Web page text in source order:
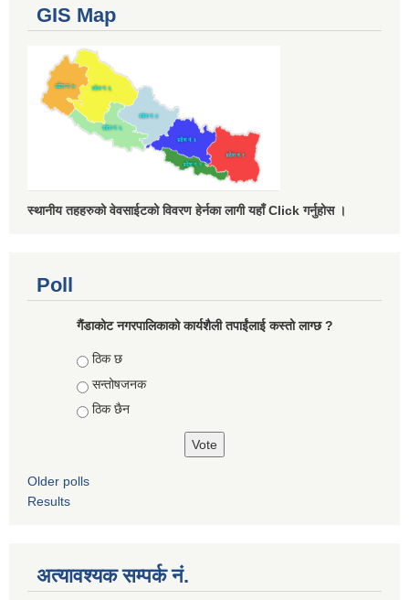
GIS Map
स्थानीय तहहरुको वेवसाईटको विवरण हेर्नका लागी यहाँ Click गर्नुहोस ।
Poll
गैंडाकोट नगरपालिकाको कार्यशैली तपाईंलाई कस्तो लाग्छ ?
Choices
ठिक छ
सन्तोषजनक
ठिक छैन
Older polls
Results
अत्यावश्यक सम्पर्क नं.